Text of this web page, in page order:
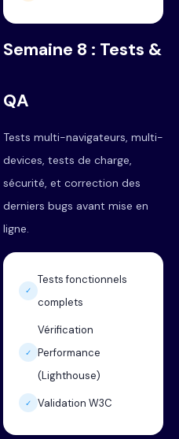
Semaine 8 : Tests &
QA
Tests multi-navigateurs, multi-
devices, tests de charge,
sécurité, et correction des
derniers bugs avant mise en
ligne.
✓
Tests fonctionnels
complets
✓
Vérification
Performance
(Lighthouse)
✓ Validation W3C